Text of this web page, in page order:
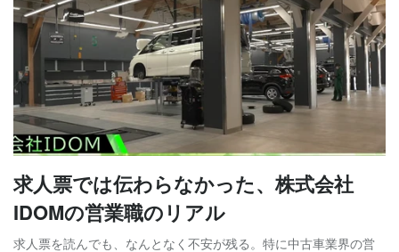
求人票では伝わらなかった、株式会社
IDOMの営業職のリアル
求人票を読んでも、なんとなく不安が残る。特に中古車業界の営